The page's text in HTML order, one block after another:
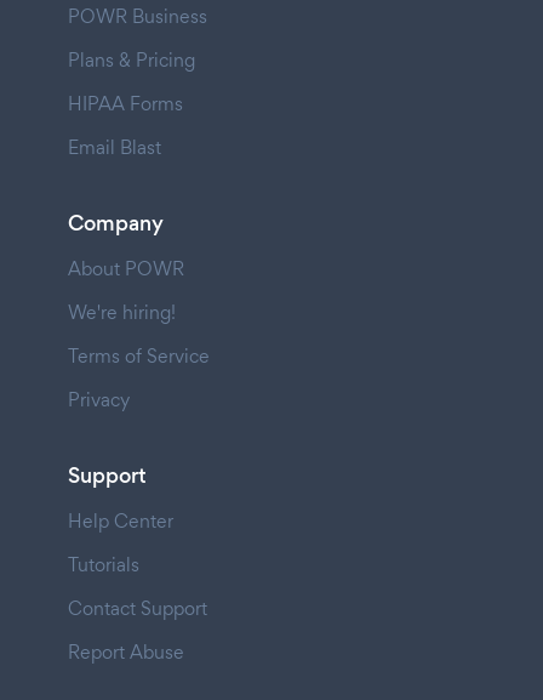
POWR Business
Plans & Pricing
HIPAA Forms
Email Blast
Company
About POWR
We're hiring!
Terms of Service
Privacy
Support
Help Center
Tutorials
Contact Support
Report Abuse